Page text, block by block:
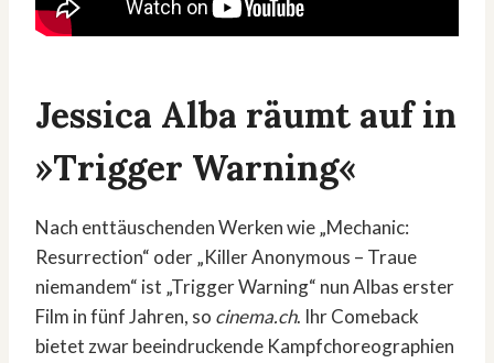
Jessica Alba räumt auf in
»Trigger Warning«
Nach enttäuschenden Werken wie „Mechanic:
Resurrection“ oder „Killer Anonymous – Traue
niemandem“ ist „Trigger Warning“ nun Albas erster
Film in fünf Jahren, so cinema.ch. Ihr Comeback
bietet zwar beeindruckende Kampfchoreographien